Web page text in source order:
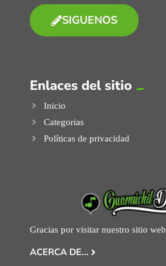
SIGUENOS
Enlaces del sitio
Inicio
Categorias
Políticas de privacidad
Gracias por visitar nuestro sitio web
ACERCA DE...